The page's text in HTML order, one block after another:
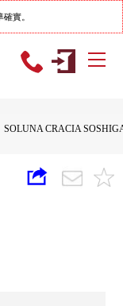
實。
SOLUNA CRACIA